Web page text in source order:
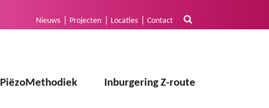
Nieuws Projecten Locaties Contact
PiëzoMethodiek Inburgering Z-route